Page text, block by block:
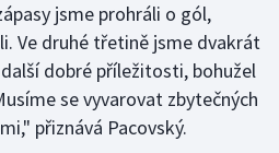
jsme prohráli o gól,
Ve druhé třetině jsme dvakrát
dobré příležitosti, bohužel
se vyvarovat zbytečných
přiznává Pacovský.